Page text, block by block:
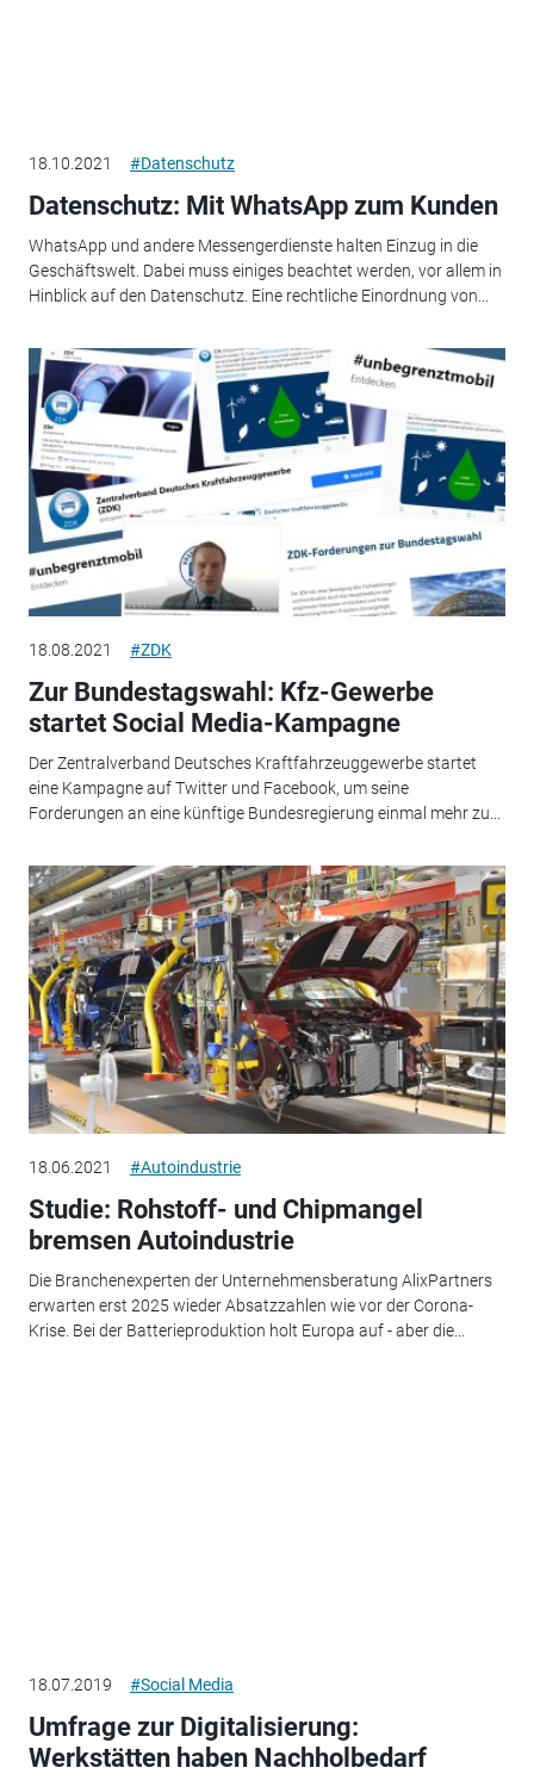
18.10.2021 #Datenschutz
Datenschutz: Mit WhatsApp zum Kunden
WhatsApp und andere Messengerdienste halten Einzug in die
Geschäftswelt. Dabei muss einiges beachtet werden, vor allem in
Hinblick auf den Datenschutz. Eine rechtliche Einordnung von...
18.08.2021 #ZDK
Zur Bundestagswahl: Kfz-Gewerbe
startet Social Media-Kampagne
Der Zentralverband Deutsches Kraftfahrzeuggewerbe startet
eine Kampagne auf Twitter und Facebook, um seine
Forderungen an eine künftige Bundesregierung einmal mehr zu...
18.06.2021 #Autoindustrie
Studie: Rohstoff- und Chipmangel
bremsen Autoindustrie
Die Branchenexperten der Unternehmensberatung AlixPartners
erwarten erst 2025 wieder Absatzzahlen wie vor der Corona-
Krise. Bei der Batterieproduktion holt Europa auf - aber die...
18.07.2019 #Social Media
Umfrage zur Digitalisierung:
Werkstätten haben Nachholbedarf